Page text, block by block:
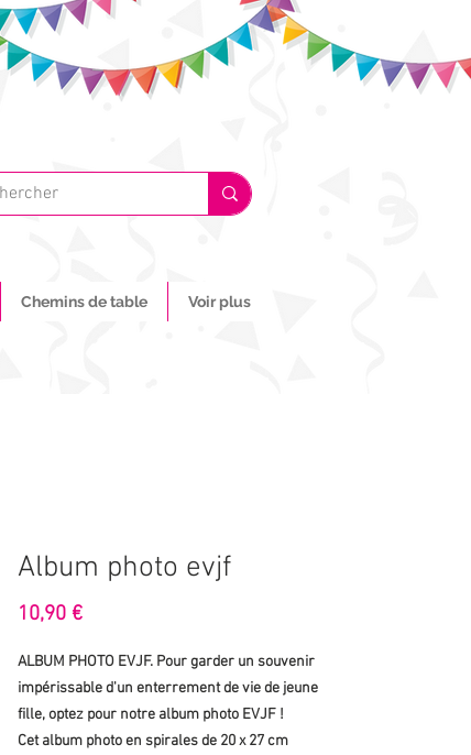
Chemins de table Voir plus
Album photo evjf
10,90 €Prix
ALBUM PHOTO EVJF. Pour garder un souvenir
impérissable d'un enterrement de vie de jeune
fille, optez pour notre album photo EVJF !
Cet album photo en spirales de 20 x 27 cm